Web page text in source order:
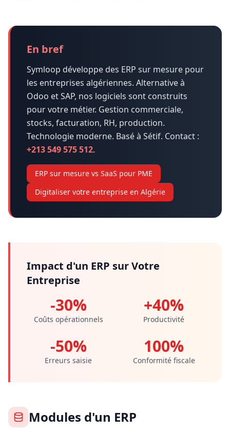
En bref
Symloop développe des ERP sur mesure pour
les entreprises algériennes. Alternative à
Odoo et SAP, nos logiciels sont construits
pour votre métier. Gestion commerciale,
stocks, facturation, RH, production.
Technologie moderne. Basé à Sétif. Contact :
+213 549 575 512.
ERP sur mesure vs SaaS pour PME
Digitaliser votre entreprise en Algérie
Impact d'un ERP sur Votre
Entreprise
-30%
Coûts opérationnels
+40%
Productivité
-50%
Erreurs saisie
100%
Conformité fiscale
Modules d'un ERP